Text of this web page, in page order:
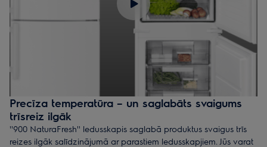
Precīza temperatūra – un saglabāts svaigums
trīsreiz ilgāk
''900 NaturaFresh'' ledusskapis saglabā produktus svaigus trīs
reizes ilgāk salīdzinājumā ar parastiem ledusskapjiem. Jūs varat